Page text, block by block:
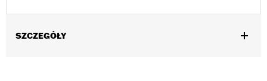
SZCZEGÓŁY